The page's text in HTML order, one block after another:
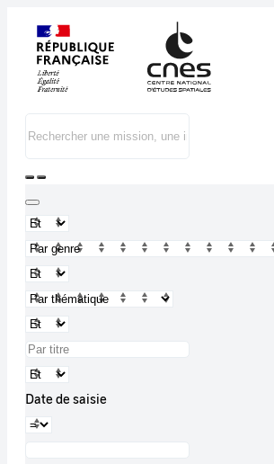
Date de saisie